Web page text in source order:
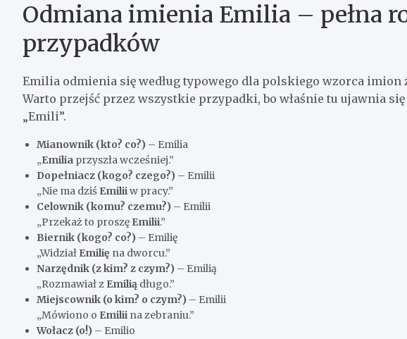
Odmiana imienia Emilia – pełna
przypadków
Emilia odmienia się według typowego dla polskiego wzorca
Warto przejść przez wszystkie przypadki, bo właśnie tu ujawnia
„Emili”.
Mianownik (kto? co?) – Emilia
„Emilia przyszła wcześniej.”
Dopełniacz (kogo? czego?) – Emilii
„Nie ma dziś Emiliiw pracy.”
Celownik (komu? czemu?) – Emilii
„Przekaż to proszę Emilii.”
Biernik (kogo? co?) – Emilię
„Widział Emilię na dworcu.”
Narzędnik (z kim? z czym?) – Emilią
„Rozmawiał z Emilią długo.”
Miejscownik (o kim? o czym?) – Emilii
„Mówiono o Emilii na zebraniu.”
Wołacz (o!) – Emilio